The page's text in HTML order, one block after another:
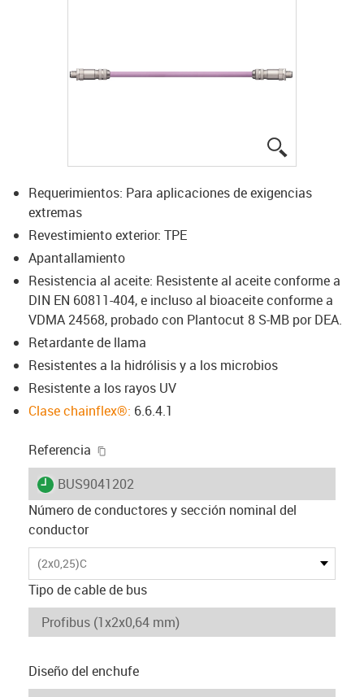
Requerimientos: Para aplicaciones de exigencias
extremas
Revestimiento exterior: TPE
Apantallamiento
Resistencia al aceite: Resistente al aceite conforme a
DIN EN 60811-404, e incluso al bioaceite conforme a
VDMA 24568, probado con Plantocut 8 S-MB por DEA.
Retardante de llama
Resistentes a la hidrólisis y a los microbios
Resistente a los rayos UV
Clase chainflex®: 6.6.4.1
Referencia
igus-icon-lieferzeit
BUS9041202
Número de conductores y sección nominal del
conductor
(2x0,25)C
Tipo de cable de bus
Diseño del enchufe